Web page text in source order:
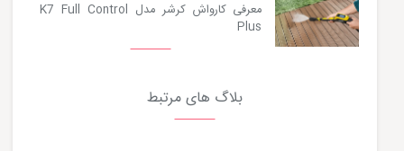
معرفی کارواش کرشر مدل K7 Full Control
Plus
بلاگ های مرتبط